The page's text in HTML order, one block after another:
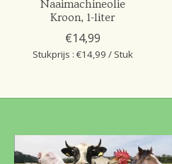
Naaimachineolie
Kroon, 1-liter
€14,99
Stukprijs : €14,99 / Stuk